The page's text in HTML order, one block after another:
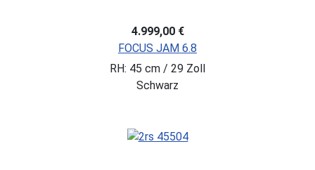
4.999,00 €
FOCUS JAM 6.8
RH: 45 cm / 29 Zoll
Schwarz